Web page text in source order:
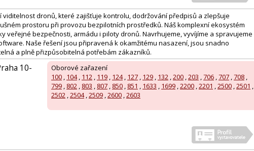
viditelnost dronů, které zajišťuje kontrolu, dodržování předpisů a zlepšuje
prostoru při provozu bezpilotních prostředků. Náš komplexní ekosystém
veřejné bezpečnosti, armádu i piloty dronů. Navrhujeme, vyvíjíme a spravujeme
Naše řešení jsou připravená k okamžitému nasazení, jsou snadno
a plně přizpůsobitelná potřebám zákazníků.
Oborové zařazení
100 , 104, 112 , 119 , 124, 127 , 129 , 132 ,200 ,203 ,706 ,707 ,708 ,
799 , 802 , 803 , 807 , 850 , 851 , 1633 , 1699 ,2200 ,2201 ,2500 ,2501 ,
2502 ,2504,2509 ,2600 ,2603
10-